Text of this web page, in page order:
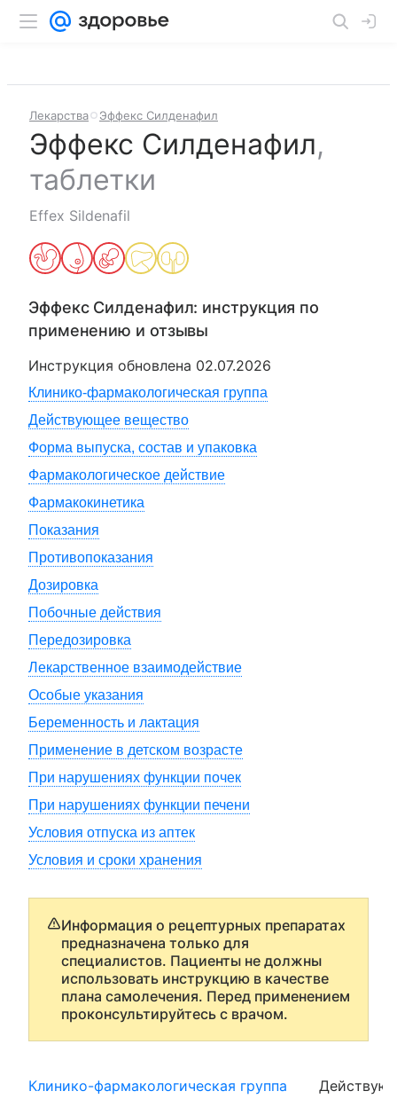
Лекарства Эффекс Силденафил
Эффекс Силденафил,
таблетки
Effex Sildenafil
Эффекс Силденафил: инструкция по
применению и отзывы
Инструкция обновлена 02.07.2026
Клинико-фармакологическая группа
Действующее вещество
Форма выпуска, состав и упаковка
Фармакологическое действие
Фармакокинетика
Показания
Противопоказания
Дозировка
Побочные действия
Передозировка
Лекарственное взаимодействие
Особые указания
Беременность и лактация
Применение в детском возрасте
При нарушениях функции почек
При нарушениях функции печени
Условия отпуска из аптек
Условия и сроки хранения
Информация о рецептурных препаратах
предназначена только для
специалистов. Пациенты не должны
использовать инструкцию в качестве
плана самолечения. Перед применением
проконсультируйтесь с врачом.
Клинико-фармакологическая группа